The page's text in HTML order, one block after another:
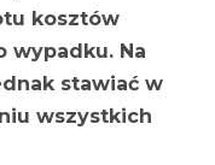
kosztów
wypadku. Na
stawiać w
wszystkich